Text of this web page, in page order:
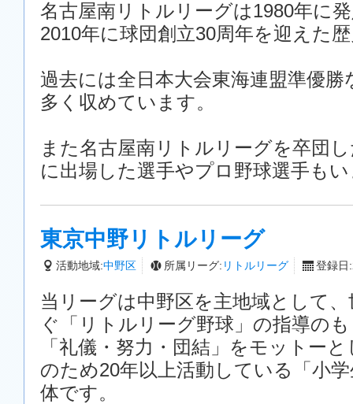
名古屋南リトルリーグは1980年に
2010年に球団創立30周年を迎えた
過去には全日本大会東海連盟準優
多く収めています。
また名古屋南リトルリーグを卒団
に出場した選手やプロ野球選手も
東京中野リトルリーグ
活動地域:中野区 所属リーグ: リトルリーグ 登録日
当リーグは中野区を主地域として
ぐ「リトルリーグ野球」の指導の
「礼儀・努力・団結」をモットー
のため20年以上活動している「小
体です。